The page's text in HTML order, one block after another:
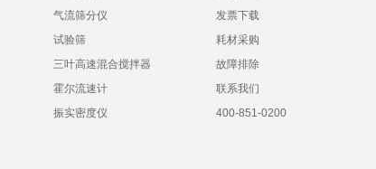
气流筛分仪
试验筛
三叶高速混合搅拌器
霍尔流速计
振实密度仪
发票下载
耗材采购
故障排除
联系我们
400-851-0200